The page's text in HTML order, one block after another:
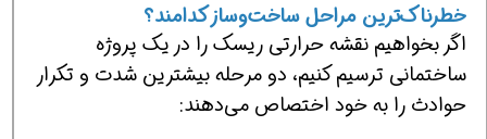
خطرناک‌ترین مراحل ساخت‌وساز کدامند؟
اگر بخواهیم نقشه حرارتی ریسک را در یک پروژه
ساختمانی ترسیم کنیم، دو مرحله بیشترین شدت و تکرار
حوادث را به خود اختصاص می‌دهند: